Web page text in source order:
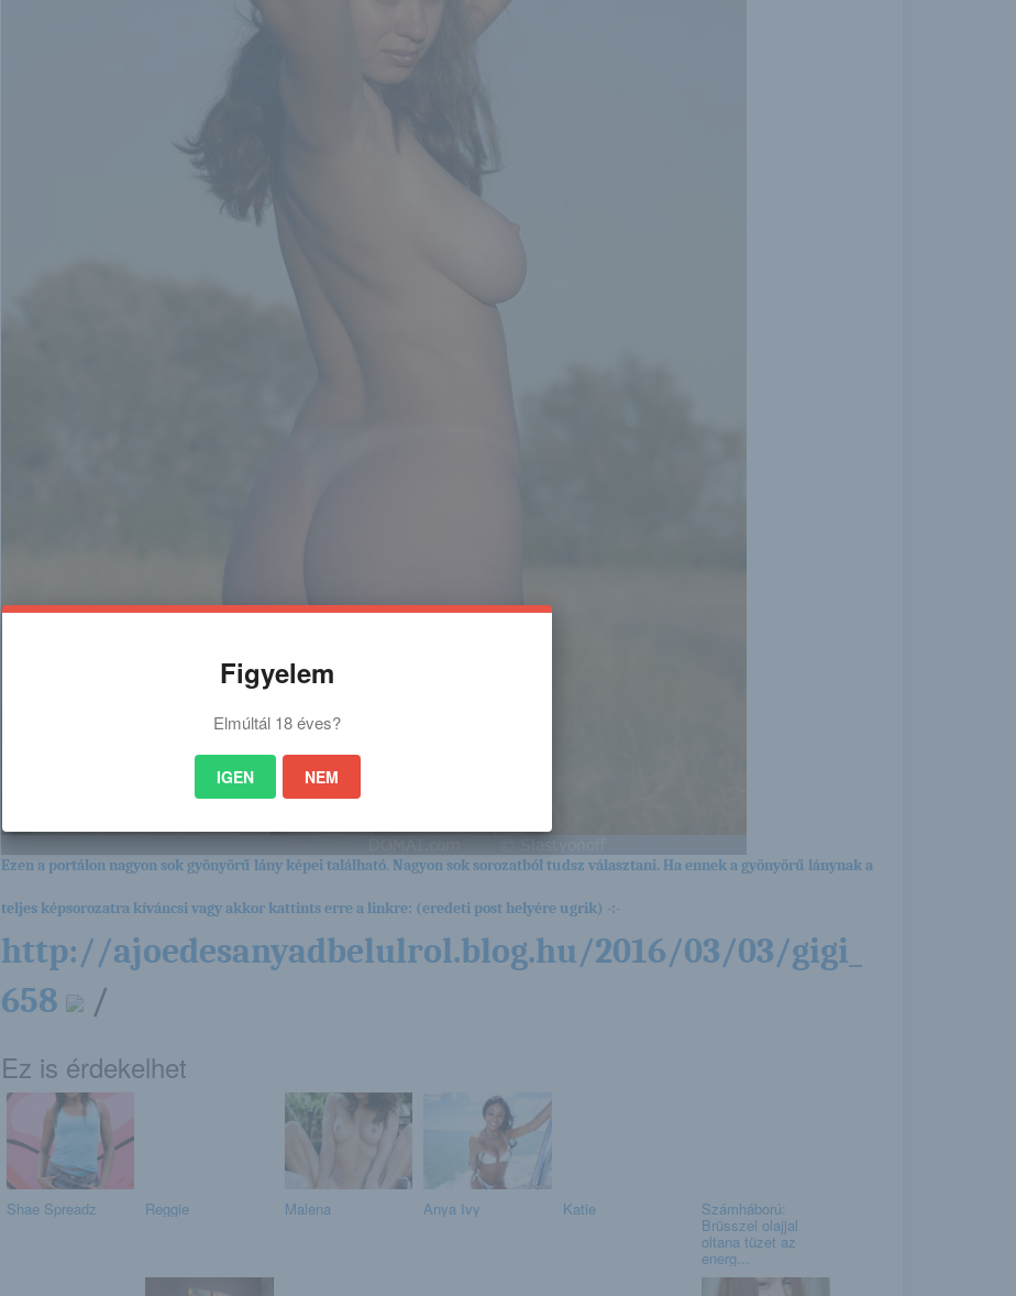
Ezen a portálon nagyon sok gyönyörű lány képei található. Nagyon sok sorozatból tudsz választani. Ha ennek a gyönyörű lánynak a
teljes képsorozatra kíváncsi vagy akkor kattints erre a linkre: (eredeti post helyére ugrik) -:-
http://ajoedesanyadbelulrol.blog.hu/2016/03/03/gigi_
658
/
Ez is érdekelhet
Shae Spreadz Reggie Malena Anya Ivy Katie Számháború:
Brüsszel olajjal
oltana tüzet az
energ...
Figyelem
Elmúltál 18 éves?
IGEN NEM